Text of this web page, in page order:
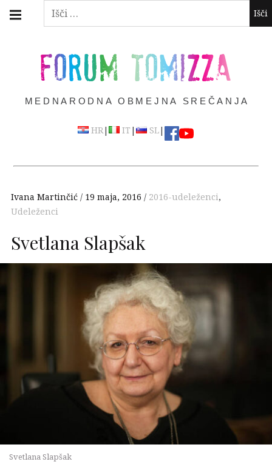
Išči:
Skip
FORUM TOMIZZA
MEDNARODNA OBMEJNA SREČANJA
HR| IT | SL|
navigation
Ivana Martinčić 19 maja, 2016 2016-udeleženci,
Udeleženci
Svetlana Slapšak
Svetlana Slapšak